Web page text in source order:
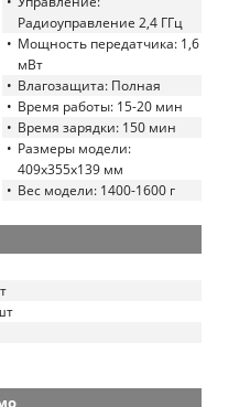
Радиоуправление 2,4 ГГц
Мощность передатчика: 1,6
мВт
Влагозащита: Полная
Время работы: 15-20 мин
Время зарядки: 150 мин
Размеры модели:
409x355x139 мм
Вес модели: 1400-1600 г